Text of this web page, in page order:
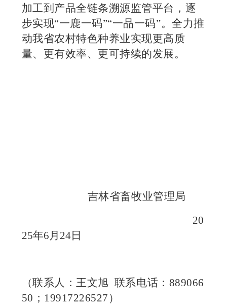
加工到产品全链条溯源监管平台，逐
步实现“一鹿一码”“一品一码”。全力推
动我省农村特色种养业实现更高质
量、更有效率、更可持续的发展。
吉林省畜牧业管理局
20
25年6月24日
（联系人：王文旭 联系电话： 889066
50；19917226527）